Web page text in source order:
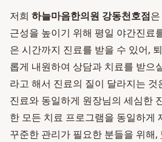
저희 하늘마음한의원 강동천호점
근성을 높이기 위해 평일 야간진료
은 시간까지 진료를 받을 수 있어,
롭게 내원하여 상담과 치료를 받으
라고 해서 진료의 질이 달라지는
진료와 동일하게 원장님의 세심한
한 모든 치료 프로그램을 동일하게
꾸준한 관리가 필요한 분들을 위해,